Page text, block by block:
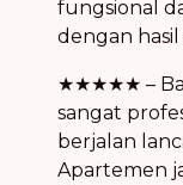
fungsional
dengan
★★★★★ –
sangat
berjalan
Apartemen